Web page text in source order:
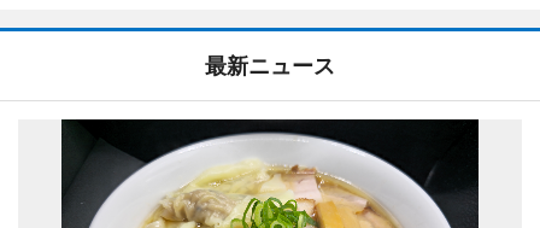
最新ニュース